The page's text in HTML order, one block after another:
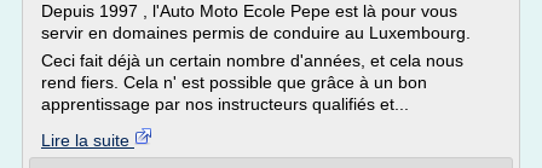
Depuis 1997 , l'Auto Moto Ecole Pepe est là pour vous
servir en domaines permis de conduire au Luxembourg.
Ceci fait déjà un certain nombre d'années, et cela nous
rend fiers. Cela n' est possible que grâce à un bon
apprentissage par nos instructeurs qualifiés et...
Lire la suite